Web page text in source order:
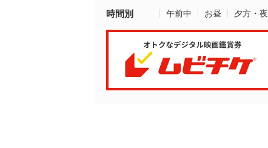
時間別 午前中 お昼 夕方・夜